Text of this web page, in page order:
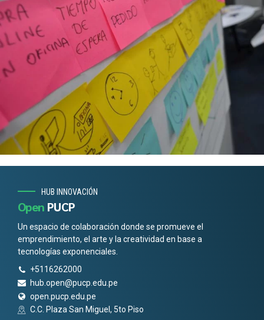
HUB INNOVACIÓN
Open PUCP
Un espacio de colaboración donde se promueve el
emprendimiento, el arte y la creatividad en base a
tecnologías exponenciales.
+5116262000
hub.open@pucp.edu.pe
open.pucp.edu.pe
C.C. Plaza San Miguel, 5to Piso